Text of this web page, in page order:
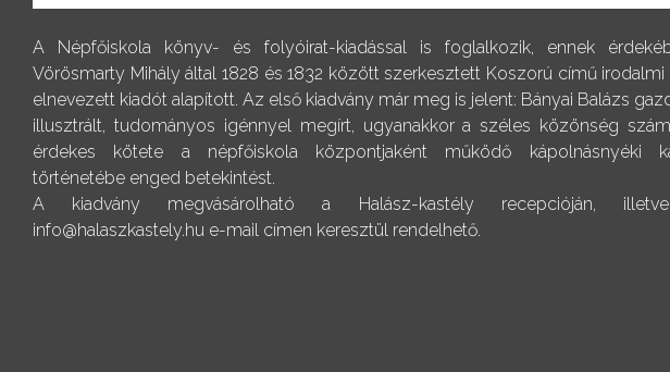
A Népfőiskola könyv- és folyóirat-kiadással is foglalkozik, ennek
Vörösmarty Mihály által 1828 és 1832 között szerkesztett Koszorú című
elnevezett kiadót alapított. Az első kiadvány már meg is jelent: Bányai Balázs
illusztrált, tudományos igénnyel megírt, ugyanakkor a széles közönség
érdekes kötete a népfőiskola központjaként működő kápolnásnyéki
történetébe enged betekintést.
A kiadvány megvásárolható a Halász-kastély recepcióján,
info@halaszkastely.hu e-mail címen keresztül rendelhető.